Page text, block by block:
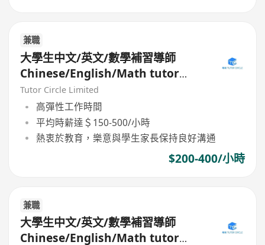
兼職
大學生中文/英文/數學補習導師
Chinese/English/Math tutor
(Part Time/Freelancer)
Tutor Circle Limited
高彈性工作時間
平均時薪達＄150-500/小時
熱衷於教育，樂意與學生家長保持良好溝通
$200-400/小時
兼職
大學生中文/英文/數學補習導師
Chinese/English/Math tutor